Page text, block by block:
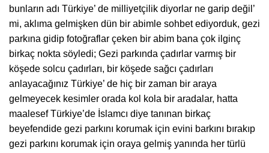
bunların adı Türkiye’ de milliyetçilik diyorlar ne garip değil’
mi, aklıma gelmişken dün bir abimle sohbet ediyorduk, gezi
parkına gidip fotoğraflar çeken bir abim bana çok ilginç
birkaç nokta söyledi; Gezi parkında çadırlar varmış bir
köşede solcu çadırları, bir köşede sağcı çadırları
anlayacağınız Türkiye’ de hiç bir zaman bir araya
gelmeyecek kesimler orada kol kola bir aradalar, hatta
maalesef Türkiye’de İslamcı diye tanınan birkaç
beyefendide gezi parkını korumak için evini barkını bırakıp
gezi parkını korumak için oraya gelmiş yanında her türlü